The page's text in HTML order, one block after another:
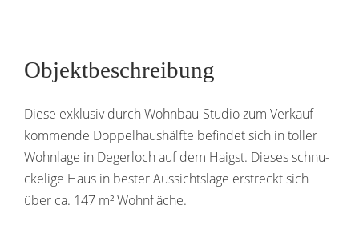
Objektbeschreibung
Diese exklusiv durch Wohnbau-Studio zum Verkauf
kommende Doppel­haus­hälfte befindet sich in toller
Wohn­lage in Deger­loch auf dem Haigst. Dieses schnu­
cke­lige Haus in bester Aussichts­lage erstreckt sich
über ca. 147 m² Wohnfläche.